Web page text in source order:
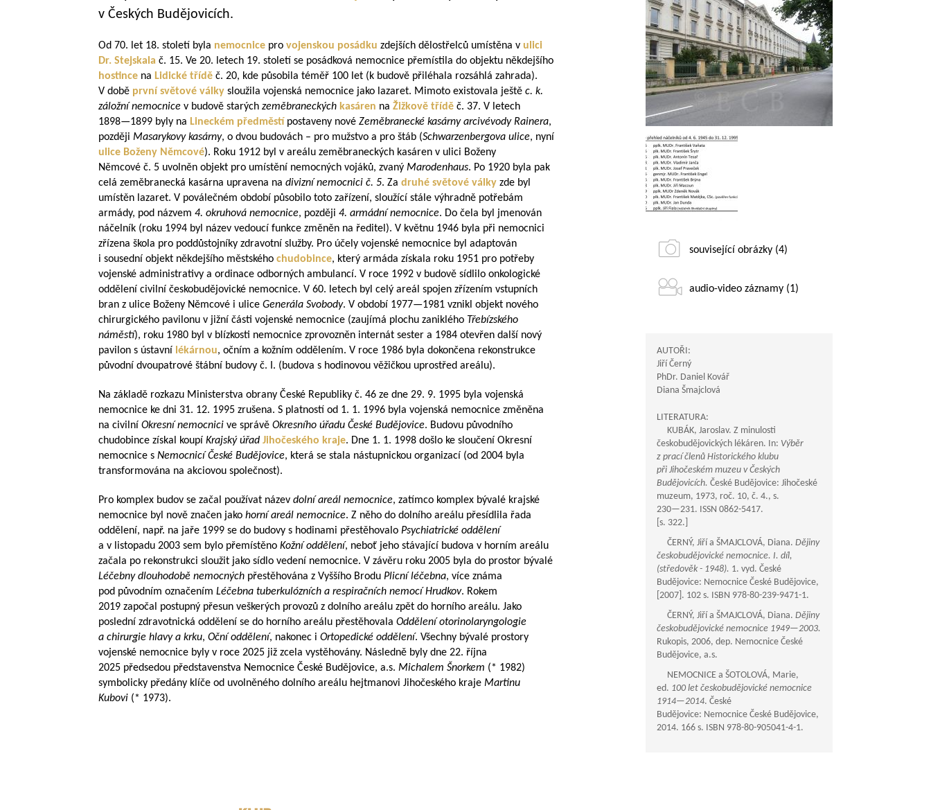
v Českých Budějovicích.
Od 70. let 18. století byla nemocnice pro vojenskou posádku zdejších dělostřelců umístěna v ulici
Dr. Stejskala č. 15. Ve 20. letech 19. století se posádková nemocnice přemístila do objektu někdejšího
hostince na Lidické třídě č. 20, kde působila téměř 100 let (k budově přiléhala rozsáhlá zahrada).
V době první světové války sloužila vojenská nemocnice jako lazaret. Mimoto existovala ještě c. k.
záložní nemocnice v budově starých zeměbraneckých kasáren na Žižkově třídě č. 37. V letech
1898—1899 byly na Lineckém předměstí postaveny nové Zeměbranecké kasárny arcivévody Rainera,
později Masarykovy kasárny, o dvou budovách – pro mužstvo a pro štáb (Schwarzenbergova ulice, nyní
ulice Boženy Němcové). Roku 1912 byl v areálu zeměbraneckých kasáren v ulici Boženy
Němcové č. 5 uvolněn objekt pro umístění nemocných vojáků, zvaný Marodenhaus. Po 1920 byla pak
celá zeměbranecká kasárna upravena na divizní nemocnici č. 5. Za druhé světové války zde byl
umístěn lazaret. V poválečném období působilo toto zařízení, sloužící stále výhradně potřebám
armády, pod názvem 4. okruhová nemocnice, později 4. armádní nemocnice. Do čela byl jmenován
náčelník (roku 1994 byl název vedoucí funkce změněn na ředitel). V květnu 1946 byla při nemocnici
zřízena škola pro poddůstojníky zdravotní služby. Pro účely vojenské nemocnice byl adaptován
i sousední objekt někdejšího městského chudobince, který armáda získala roku 1951 pro potřeby
vojenské administrativy a ordinace odborných ambulancí. V roce 1992 v budově sídlilo onkologické
oddělení civilní českobudějovické nemocnice. V 60. letech byl celý areál spojen zřízením vstupních
bran z ulice Boženy Němcové i ulice Generála Svobody. V období 1977—1981 vznikl objekt nového
chirurgického pavilonu v jižní části vojenské nemocnice (zaujímá plochu zaniklého Třebízského
náměstí), roku 1980 byl v blízkosti nemocnice zprovozněn internát sester a 1984 otevřen další nový
pavilon s ústavní lékárnou, očním a kožním oddělením. V roce 1986 byla dokončena rekonstrukce
původní dvoupatrové štábní budovy č. I. (budova s hodinovou věžičkou uprostřed areálu).
Na základě rozkazu Ministerstva obrany České Republiky č. 46 ze dne 29. 9. 1995 byla vojenská
nemocnice ke dni 31. 12. 1995 zrušena. S platností od 1. 1. 1996 byla vojenská nemocnice změněna
na civilní Okresní nemocnici ve správě Okresního úřadu České Budějovice. Budovu původního
chudobince získal koupí Krajský úřad Jihočeského kraje. Dne 1. 1. 1998 došlo ke sloučení Okresní
nemocnice s Nemocnicí České Budějovice, která se stala nástupnickou organizací (od 2004 byla
transformována na akciovou společnost).
Pro komplex budov se začal používat název dolní areál nemocnice, zatímco komplex bývalé krajské
nemocnice byl nově značen jako horní areál nemocnice. Z něho do dolního areálu přesídlila řada
oddělení, např. na jaře 1999 se do budovy s hodinami přestěhovalo Psychiatrické oddělení
a v listopadu 2003 sem bylo přemístěno Kožní oddělení, neboť jeho stávající budova v horním areálu
začala po rekonstrukci sloužit jako sídlo vedení nemocnice. V závěru roku 2005 byla do prostor bývalé
Léčebny dlouhodobě nemocných přestěhována z Vyššího Brodu Plicní léčebna, více známa
pod původním označením Léčebna tuberkulózních a respiračních nemocí Hrudkov. Rokem
2019 započal postupný přesun veškerých provozů z dolního areálu zpět do horního areálu. Jako
poslední zdravotnická oddělení se do horního areálu přestěhovala Oddělení otorinolaryngologie
a chirurgie hlavy a krku, Oční oddělení, nakonec i Ortopedické oddělení. Všechny bývalé prostory
vojenské nemocnice byly v roce 2025 již zcela vystěhovány. Následně byly dne 22. října
2025 předsedou představenstva Nemocnice České Budějovice, a.s. Michalem Šnorkem (* 1982)
symbolicky předány klíče od uvolněného dolního areálu hejtmanovi Jihočeského kraje Martinu
Kubovi (* 1973).
související obrázky (4)
audio-video záznamy (1)
AUTOŘI:
Jiří Černý
PhDr. Daniel Kovář
Diana Šmajclová
LITERATURA:
KUBÁK, Jaroslav. Z minulosti
českobudějovických lékáren. In: Výběr
z prací členů Historického klubu
při Jihočeském muzeu v Českých
Budějovicích. České Budějovice: Jihočeské
muzeum, 1973, roč. 10, č. 4., s.
230—231. ISSN 0862-5417.
[s. 322.]
ČERNÝ, Jiří a ŠMAJCLOVÁ, Diana. Dějiny
českobudějovické nemocnice. I. díl,
(středověk - 1948). 1. vyd. České
Budějovice: Nemocnice České Budějovice,
[2007]. 102 s. ISBN 978-80-239-9471-1.
ČERNÝ, Jiří a ŠMAJCLOVÁ, Diana. Dějiny
českobudějovické nemocnice 1949—2003.
Rukopis, 2006, dep. Nemocnice České
Budějovice, a.s.
NEMOCNICE a ŠOTOLOVÁ, Marie,
ed. 100 let českobudějovické nemocnice
1914—2014. České
Budějovice: Nemocnice České Budějovice,
2014. 166 s. ISBN 978-80-905041-4-1.